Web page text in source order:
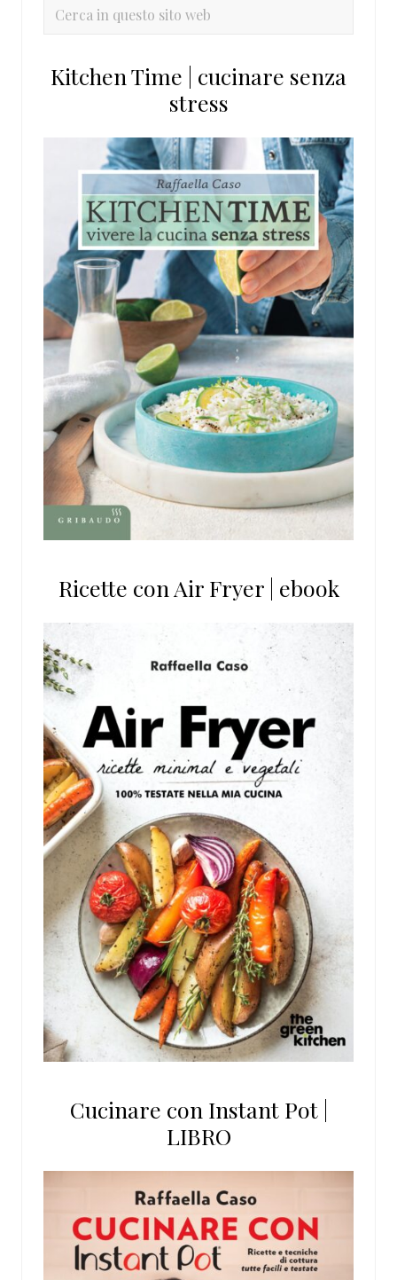
primaria
Cerca
sito
Kitchen Time | cucinare senza
stress
Ricette con Air Fryer | ebook
Cucinare con Instant Pot |
LIBRO